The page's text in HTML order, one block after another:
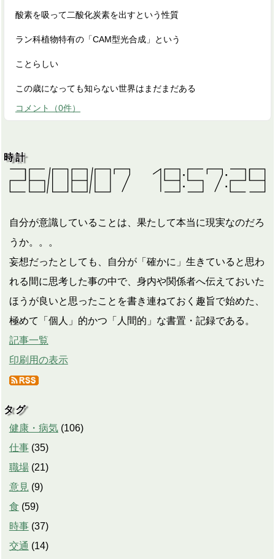
酸素を吸って二酸化炭素を出すという性質
ラン科植物特有の「CAM型光合成」という
ことらしい
この歳になっても知らない世界はまだまだある
コメント
（0件）
時計
自分が意識していることは、果たして本当に現実なのだろ
うか。。。
妄想だったとしても、自分が「確かに」生きていると思わ
れる間に思考した事の中で、身内や関係者へ伝えておいた
ほうが良いと思ったことを書き連ねておく趣旨で始めた、
極めて「個人」的かつ「人間的」な書置・記録である。
記事一覧
印刷用の表示
タグ
健康・病気 (106)
仕事 (35)
職場 (21)
意見 (9)
食 (59)
時事 (37)
交通 (14)